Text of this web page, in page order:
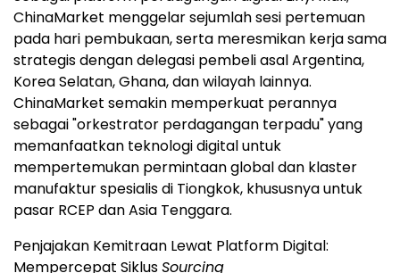
ChinaMarket menggelar sejumlah sesi pertemuan
pada hari pembukaan, serta meresmikan kerja sama
strategis dengan delegasi pembeli asal Argentina,
Korea Selatan, Ghana, dan wilayah lainnya.
ChinaMarket semakin memperkuat perannya
sebagai "orkestrator perdagangan terpadu" yang
memanfaatkan teknologi digital untuk
mempertemukan permintaan global dan klaster
manufaktur spesialis di Tiongkok, khususnya untuk
pasar RCEP dan Asia Tenggara.
Penjajakan Kemitraan Lewat Platform Digital:
Mempercepat SiklusSourcing